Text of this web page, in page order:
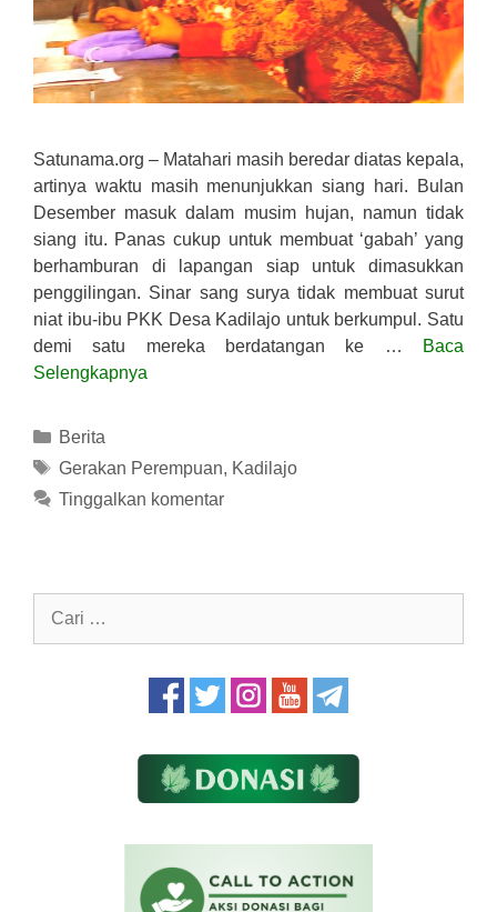
Satunama.org – Matahari masih beredar diatas kepala,
artinya waktu masih menunjukkan siang hari. Bulan
Desember masuk dalam musim hujan, namun tidak
siang itu. Panas cukup untuk membuat ‘gabah’ yang
berhamburan di lapangan siap untuk dimasukkan
penggilingan. Sinar sang surya tidak membuat surut
niat ibu-ibu PKK Desa Kadilajo untuk berkumpul. Satu
demi satu mereka berdatangan ke …
Baca
Selengkapnya
Kategori
Berita
Tag
Gerakan Perempuan, Kadilajo
Tinggalkan komentar
Cari